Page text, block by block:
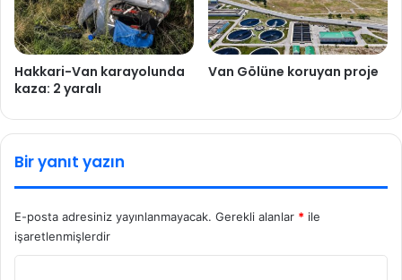
Hakkari-Van karayolunda
kaza: 2 yaralı
Van Gölüne koruyan proje
Bir yanıt yazın
E-posta adresiniz yayınlanmayacak. Gerekli alanlar * ile
işaretlenmişlerdir